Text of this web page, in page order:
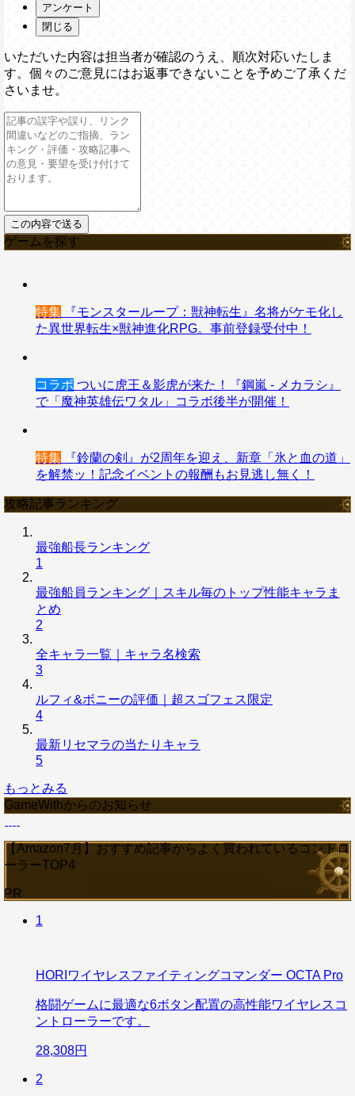
アンケート
閉じる
いただいた内容は担当者が確認のうえ、順次対応いたしま
す。個々のご意見にはお返事できないことを予めご了承くだ
さいませ。
ゲームを探す
特集 『モンスターループ：獣神転生』名将がケモ化し
た異世界転生×獣神進化RPG。事前登録受付中！
コラボ ついに虎王＆影虎が来た！『鋼嵐 - メカラシ』
で「魔神英雄伝ワタル」コラボ後半が開催！
特集 『鈴蘭の剣』が2周年を迎え、新章「氷と血の道」
を解禁ッ！記念イベントの報酬もお見逃し無く！
攻略記事ランキング
最強船長ランキング
1
最強船員ランキング｜スキル毎のトップ性能キャラま
とめ
2
全キャラ一覧｜キャラ名検索
3
ルフィ&ボニーの評価｜超スゴフェス限定
4
最新リセマラの当たりキャラ
5
もっとみる
GameWithからのお知らせ
【Amazon7月】おすすめ記事からよく買われているコントロ
ーラーTOP4
PR
1
HORIワイヤレスファイティングコマンダー OCTA Pro
格闘ゲームに最適な6ボタン配置の高性能ワイヤレスコ
ントローラーです。
28,308円
2